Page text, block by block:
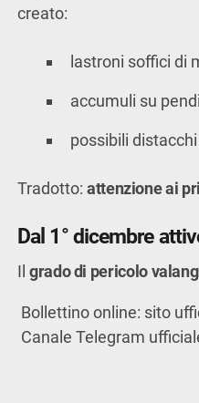
creato:
lastroni soffici di
accumuli su
possibili
Tradotto: attenzione ai
Dal 1° dicembre
Il grado di pericolo
Bollettino online: sito
Canale Telegram